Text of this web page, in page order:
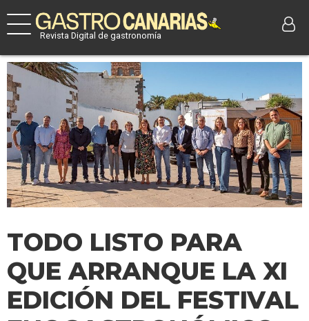
Revista Digital de gastronomía
TODO LISTO PARA
QUE ARRANQUE LA XI
EDICIÓN DEL FESTIVAL